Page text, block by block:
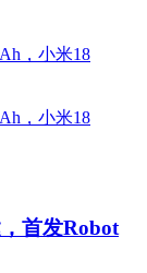
首发Robot